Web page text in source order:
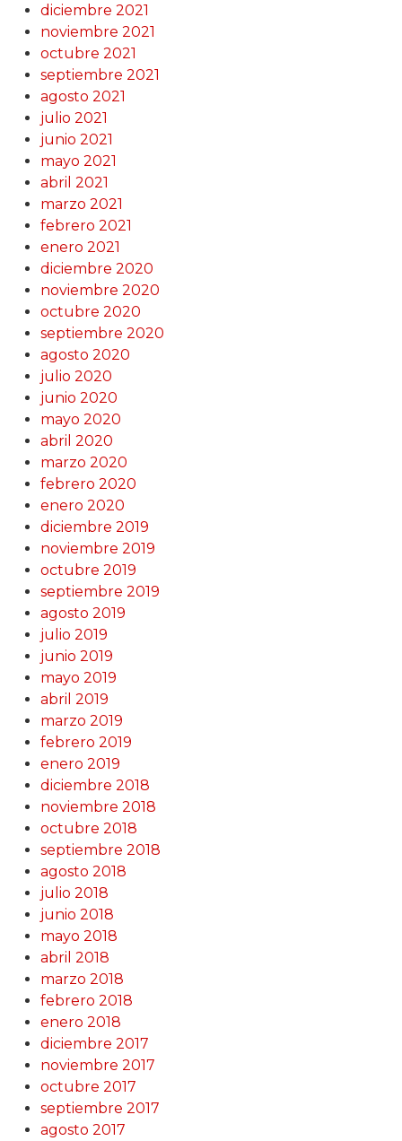
diciembre 2021
noviembre 2021
octubre 2021
septiembre 2021
agosto 2021
julio 2021
junio 2021
mayo 2021
abril 2021
marzo 2021
febrero 2021
enero 2021
diciembre 2020
noviembre 2020
octubre 2020
septiembre 2020
agosto 2020
julio 2020
junio 2020
mayo 2020
abril 2020
marzo 2020
febrero 2020
enero 2020
diciembre 2019
noviembre 2019
octubre 2019
septiembre 2019
agosto 2019
julio 2019
junio 2019
mayo 2019
abril 2019
marzo 2019
febrero 2019
enero 2019
diciembre 2018
noviembre 2018
octubre 2018
septiembre 2018
agosto 2018
julio 2018
junio 2018
mayo 2018
abril 2018
marzo 2018
febrero 2018
enero 2018
diciembre 2017
noviembre 2017
octubre 2017
septiembre 2017
agosto 2017